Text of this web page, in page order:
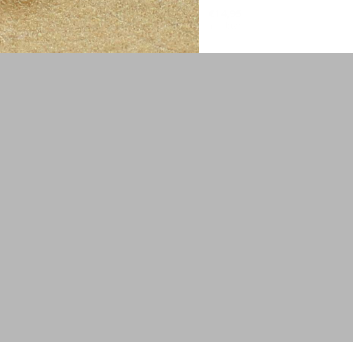
€42,95
Incl. btw